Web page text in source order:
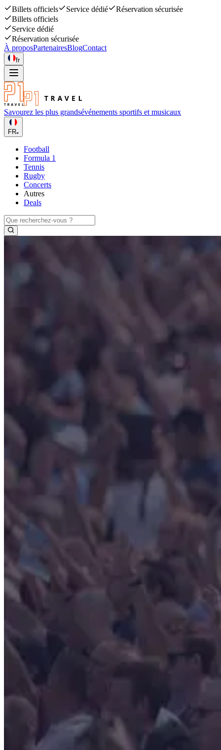
Billets officiels Service dédié
Réservation sécurisée
Billets officiels
Service dédié
Réservation sécurisée
À proposPartenairesBlogContact
fr
Savourez les plus grandsévénements sportifs et musicaux
FR
Football
Formula 1
Tennis
Rugby
Concerts
Autres
Deals